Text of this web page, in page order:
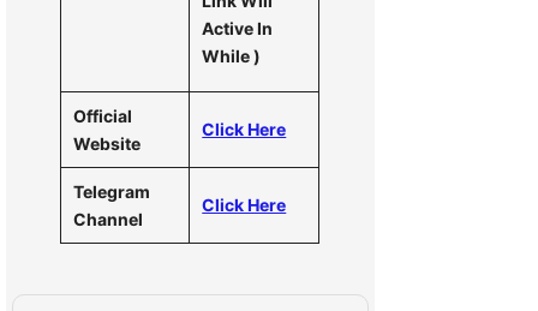
Active In
While )
Official
Website
Click Here
Telegram
Channel
Click Here